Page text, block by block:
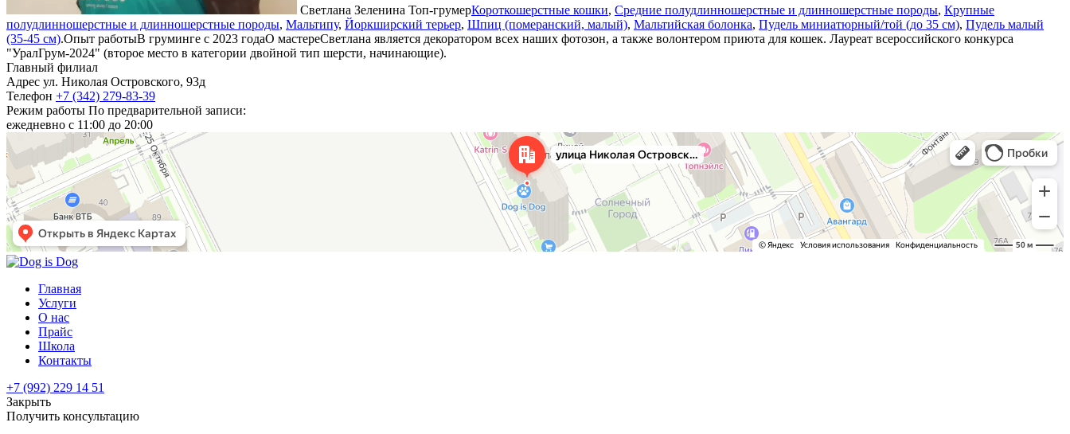
Светлана Зеленина Топ-грумерКороткошерстные кошки, Средние полудлинношерстные и длинношерстные породы, Крупные
полудлинношерстные и длинношерстные породы, Мальтипу, Йоркширский терьер, Шпиц (померанский, малый), Мальтийская болонка, Пудель миниатюрный/той (до 35 см), Пудель малый
(35-45 см).Опыт работыВ груминге с 2023 годаО мастереСветлана является декоратором всех наших фотозон, а также волонтером приюта для кошек. Лауреат всероссийского конкурса
"УралГрум-2024" (второе место в категории двойной тип шерсти, начинающие).
Главный филиал
Адрес ул. Николая Островского, 93д
Телефон +7 (342) 279-83-39
Режим работы По предварительной записи:
ежедневно с 11:00 до 20:00
Главная
Услуги
О нас
Прайс
Школа
Контакты
+7 (992) 229 14 51
Закрыть
Получить консультацию